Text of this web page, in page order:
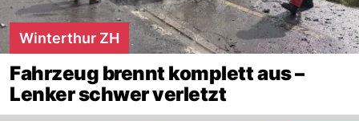
Winterthur ZH
Fahrzeug brennt komplett aus –
Lenker schwer verletzt